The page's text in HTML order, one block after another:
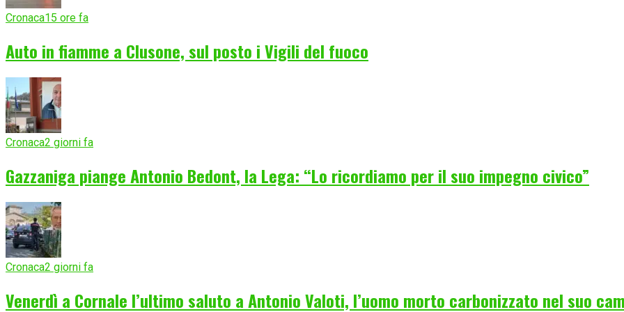
Cronaca15 ore fa
Auto in fiamme a Clusone, sul posto i Vigili del fuoco
Cronaca2 giorni fa
Gazzaniga piange Antonio Bedont, la Lega: “Lo ricordiamo per il suo impegno civico”
Cronaca2 giorni fa
Venerdì a Cornale l’ultimo saluto a Antonio Valoti, l’uomo morto carbonizzato nel suo